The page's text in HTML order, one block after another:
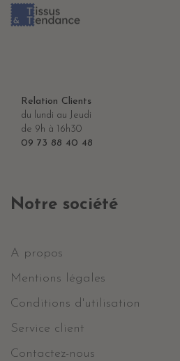
Relation Clients
du lundi au Jeudi
de 9h à 16h30
09 73 88 40 48
Notre société
A propos
Mentions légales
Conditions d'utilisation
Service client
Contactez-nous